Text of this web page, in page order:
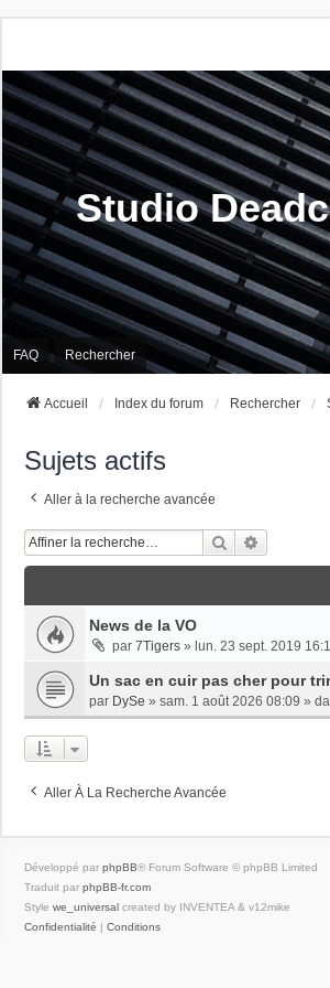
Studio
FAQ Rechercher
Accueil Index du forum Rechercher
Sujets actifs
Aller à la recherche avancée
Rechercher
News de la VO
par 7Tigers » lun. 23 sept. 2019
Un sac en cuir pas cher pour
par DySe » sam. 1 août 2026 08:09 »
Aller À La Recherche Avancée
Développé par phpBB® Forum Software © phpBB Limited
Traduit par phpBB-fr.com
Style we_universal created by INVENTEA & v12mike
Confidentialité | Conditions